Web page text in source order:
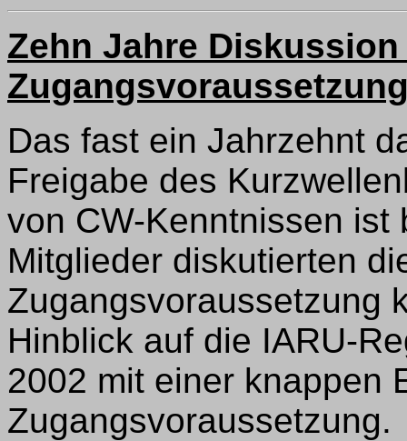
Zehn Jahre Diskussion
Das fast ein Jahrzehnt
Freigabe des
von CW-Kenntnissen ist
Mitglieder diskutierten
Zugangsvoraussetzung
Hinblick auf die IARU-
2002 mit einer knappen
Zugangsvoraussetzung.